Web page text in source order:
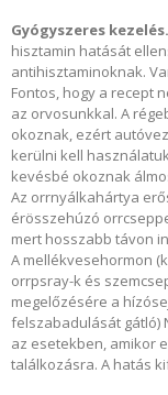
Gyógyszeres kezelés.
hisztamin hatását
antihisztaminoknak.
Fontos, hogy a recept
az orvosunkkal. A
okoznak, ezért
kerülni kell
kevésbé okoznak
Az orrnyálkahártya
érösszehúzó
mert hosszabb távon
A mellékvesehormon
orrpsray-k és
megelőzésére a
felszabadulását gátló)
az esetekben, amikor
találkozásra. A hatás